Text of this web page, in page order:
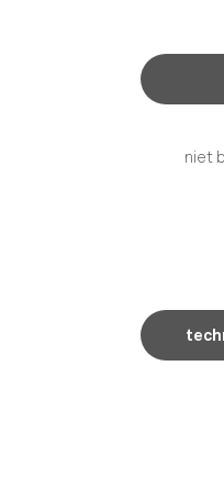
niet